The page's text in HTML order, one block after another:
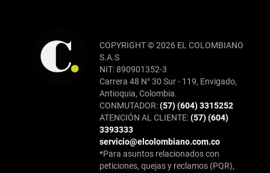
COPYRIGHT © 2026 EL COLOMBIANO
S.A.S
NIT: 890901352-3
Carrera 48 N° 30 Sur - 119, Envigado,
Antioquia, Colombia.
CONMUTADOR:(57) (604) 3315252
ATENCIÓN AL CLIENTE:(57) (604)
3393333
servicio@elcolombiano.com.co
*Para asuntos relacionados con
peticiones, quejas y reclamos (PQR),